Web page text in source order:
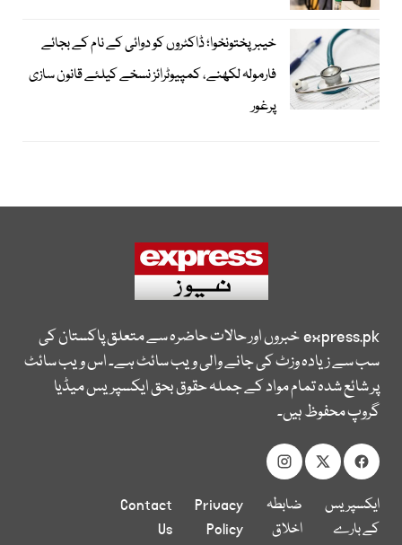
خیبرپختونخوا؛ ڈاکٹروں کو دوائی کے نام کے بجائے
فارمولہ لکھنے، کمپیوٹرائز نسخے کیلئے قانون سازی
پرغور
express.pkخبروں اور حالات حاضرہ سے متعلق پاکستان کی
سب سے زیادہ وزٹ کی جانے والی ویب سائٹ ہے۔ اس ویب سائٹ
پر شائع شدہ تمام مواد کے جملہ حقوق بحق ایکسپریس میڈیا
گروپ محفوظ ہیں۔
ایکسپریس
کے بارے
ضابطہ
اخلاق
Privacy
Policy
Contact
Us